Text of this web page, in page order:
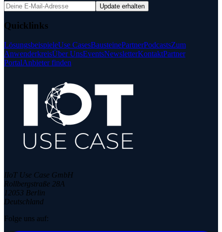
Update erhalten
Quicklinks
LösungsbeispieleUse CasesBausteinePartnerPodcastsZum
AnwenderkreisÜber UnsEventsNewsletterKontaktPartner
PortalAnbieter finden
IIoT Use Case GmbH
Rollbergstraße 28A
12053 Berlin
Deutschland
Folge uns auf: